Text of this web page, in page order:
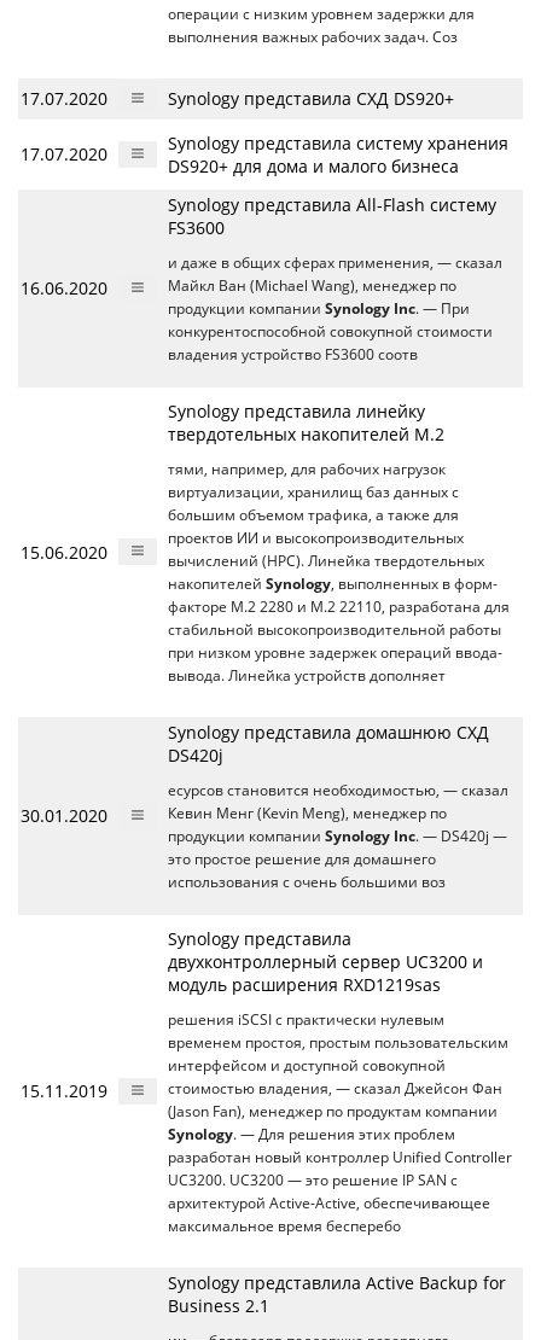
операции с низким уровнем задержки для
выполнения важных рабочих задач. Соз
17.07.2020 Synology представила СХД DS920+
17.07.2020
Synology представила систему хранения
DS920+ для дома и малого бизнеса
16.06.2020
Synology представила All-Flash систему
FS3600
и даже в общих сферах применения, — сказал
Майкл Ван (Michael Wang), менеджер по
продукции компании Synology Inc. — При
конкурентоспособной совокупной стоимости
владения устройство FS3600 соотв
15.06.2020
Synology представила линейку
твердотельных накопителей M.2
тями, например, для рабочих нагрузок
виртуализации, хранилищ баз данных с
большим объемом трафика, а также для
проектов ИИ и высокопроизводительных
вычислений (HPC). Линейка твердотельных
накопителей Synology, выполненных в форм-
факторе M.2 2280 и M.2 22110, разработана для
стабильной высокопроизводительной работы
при низком уровне задержек операций ввода-
вывода. Линейка устройств дополняет
30.01.2020
Synology представила домашнюю СХД
DS420j
есурсов становится необходимостью, — сказал
Кевин Менг (Kevin Meng), менеджер по
продукции компании Synology Inc. — DS420j —
это простое решение для домашнего
использования с очень большими воз
15.11.2019
Synology представила
двухконтроллерный сервер UC3200 и
модуль расширения RXD1219sas
решения iSCSI с практически нулевым
временем простоя, простым пользовательским
интерфейсом и доступной совокупной
стоимостью владения, — сказал Джейсон Фан
(Jason Fan), менеджер по продуктам компании
Synology. — Для решения этих проблем
разработан новый контроллер Unified Controller
UC3200. UC3200 — это решение IP SAN с
архитектурой Active-Active, обеспечивающее
максимальное время бесперебо
Synology представлила Active Backup for
Business 2.1